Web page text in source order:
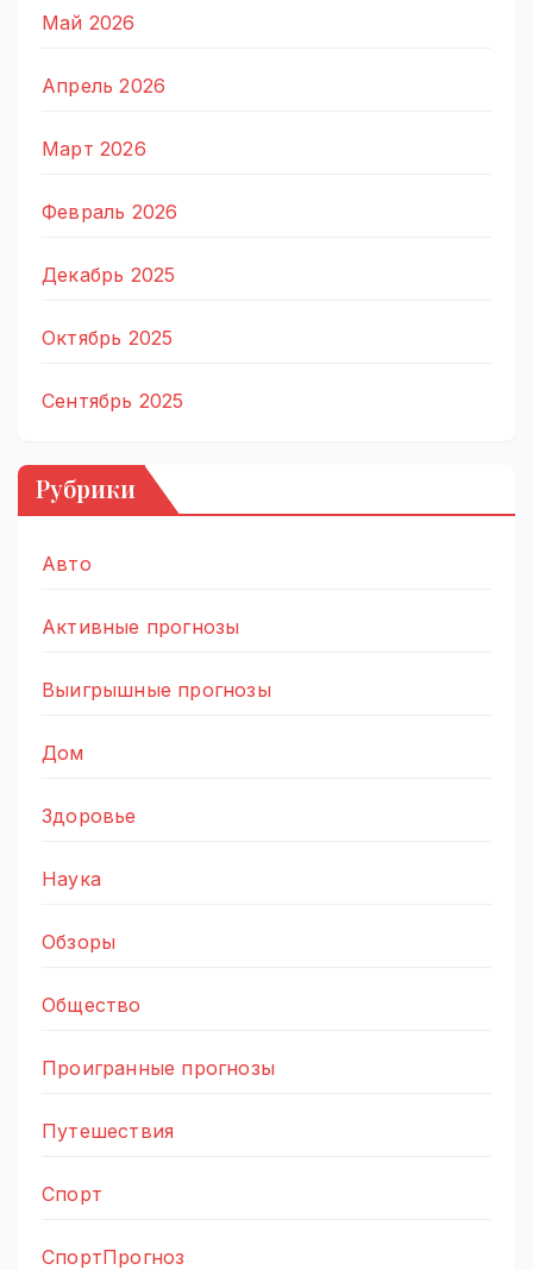
Май 2026
Апрель 2026
Март 2026
Февраль 2026
Декабрь 2025
Октябрь 2025
Сентябрь 2025
Рубрики
Авто
Активные прогнозы
Выигрышные прогнозы
Дом
Здоровье
Наука
Обзоры
Общество
Проигранные прогнозы
Путешествия
Спорт
СпортПрогноз